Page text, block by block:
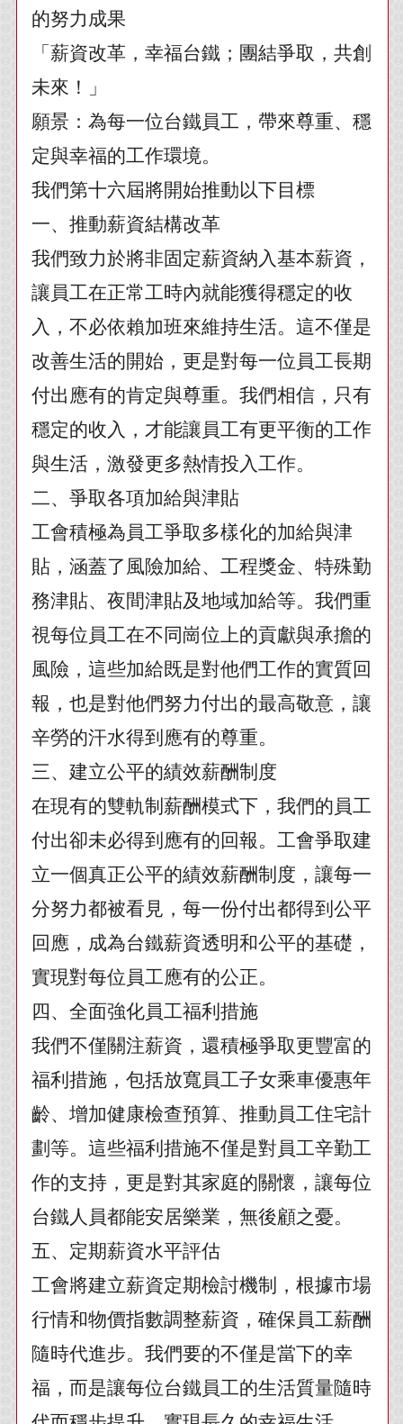
的努力成果
「薪資改革，幸福台鐵；團結爭取，共創
未來！」
願景：為每一位台鐵員工，帶來尊重、穩
定與幸福的工作環境。
我們第十六屆將開始推動以下目標
一、推動薪資結構改革
我們致力於將非固定薪資納入基本薪資，
讓員工在正常工時內就能獲得穩定的收
入，不必依賴加班來維持生活。這不僅是
改善生活的開始，更是對每一位員工長期
付出應有的肯定與尊重。我們相信，只有
穩定的收入，才能讓員工有更平衡的工作
與生活，激發更多熱情投入工作。
二、爭取各項加給與津貼
工會積極為員工爭取多樣化的加給與津
貼，涵蓋了風險加給、工程獎金、特殊勤
務津貼、夜間津貼及地域加給等。我們重
視每位員工在不同崗位上的貢獻與承擔的
風險，這些加給既是對他們工作的實質回
報，也是對他們努力付出的最高敬意，讓
辛勞的汗水得到應有的尊重。
三、建立公平的績效薪酬制度
在現有的雙軌制薪酬模式下，我們的員工
付出卻未必得到應有的回報。工會爭取建
立一個真正公平的績效薪酬制度，讓每一
分努力都被看見，每一份付出都得到公平
回應，成為台鐵薪資透明和公平的基礎，
實現對每位員工應有的公正。
四、全面強化員工福利措施
我們不僅關注薪資，還積極爭取更豐富的
福利措施，包括放寬員工子女乘車優惠年
齡、增加健康檢查預算、推動員工住宅計
劃等。這些福利措施不僅是對員工辛勤工
作的支持，更是對其家庭的關懷，讓每位
台鐵人員都能安居樂業，無後顧之憂。
五、定期薪資水平評估
工會將建立薪資定期檢討機制，根據市場
行情和物價指數調整薪資，確保員工薪酬
隨時代進步。我們要的不僅是當下的幸
福，而是讓每位台鐵員工的生活質量隨時